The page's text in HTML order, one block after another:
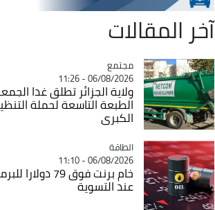
آخر المقالات
Catégorie
مجتمع
06/08/2026 - 11:26
ولاية الجزائر تطلق غدا
الطبعة التاسعة لحملة
الكبرى
Catégorie
الطاقة
06/08/2026 - 11:10
خام برنت فوق 79 دولارا
عند التسوية